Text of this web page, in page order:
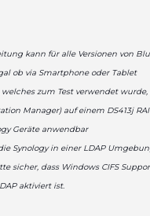
kann für alle Versionen von
ob via Smartphone oder Tablet
welches zum Test verwendet
Manager) auf einem DS413j
Geräte anwendbar
Synology in einer LDAP
sicher, dass Windows CIFS
aktiviert ist.